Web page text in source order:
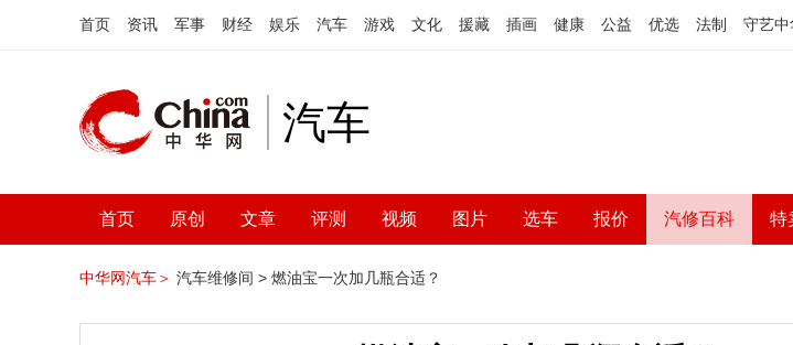
首页 资讯 军事 财经 娱乐 汽车 游戏 文化 援藏 插画 健康 公益 优选 法制 守艺中
汽车
首页 原创 文章 评测 视频 图片 选车 报价 汽修百科 特
中华网汽车＞ 汽车维修间 > 燃油宝一次加几瓶合适？